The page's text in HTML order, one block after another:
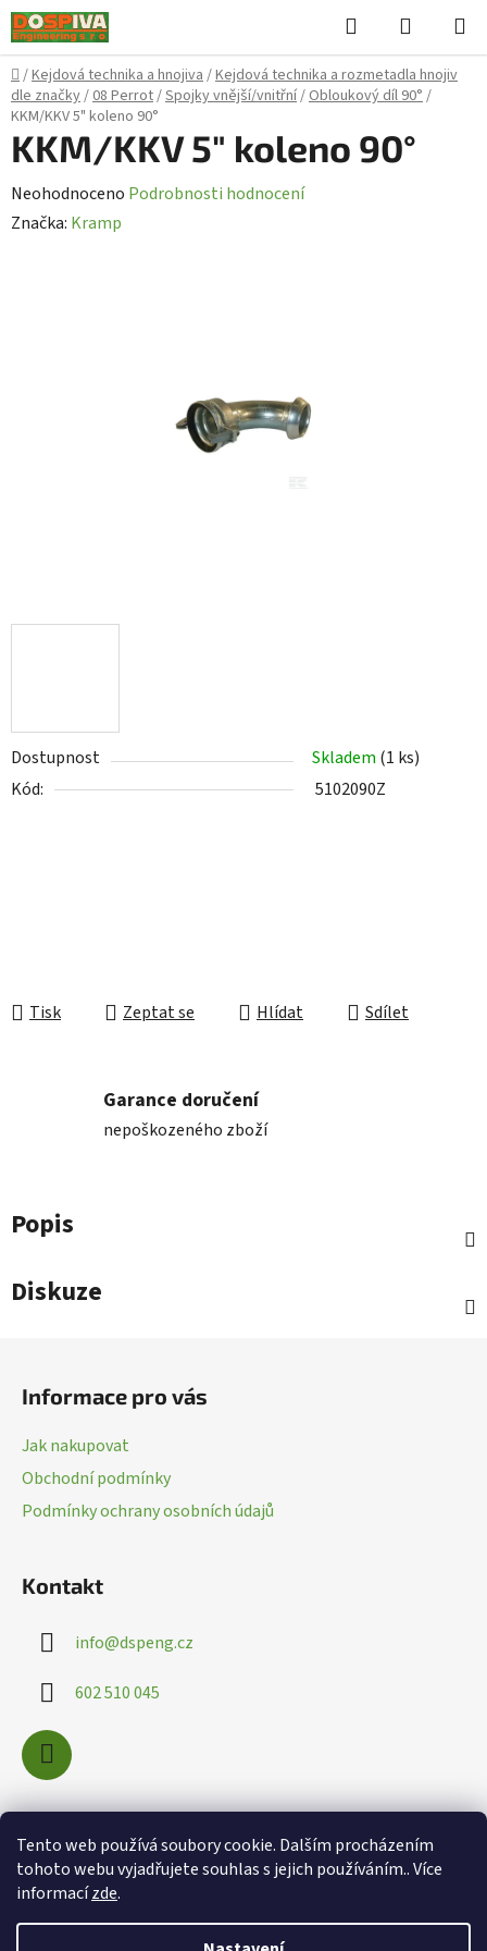
Tento web používá soubory cookie. Dalším procházením
tohoto webu vyjadřujete souhlas s jejich používáním.. Více
informacízde.
Přejít
na
obsah
Hledat
KOŠÍK
Domů
/Kejdová technika a hnojiva/Kejdová technika a rozmetadla hnojiv
dle značky/08 Perrot/Spojky vnější/vnitřní/Obloukový díl 90°/
KKM/KKV 5" koleno 90°
Dostupnost Skladem (1 ks)
Kód:
5102090Z
Tisk Zeptat se Hlídat Sdílet
KKM/KKV 5" koleno 90°
Průměrné
hodnocení
Neohodnoceno Podrobnosti hodnocení
Značka: Kramp
Garance doručení
nepoškozeného zboží
Popis
Diskuze
Informace pro vás
Jak nakupovat
Obchodní podmínky
Podmínky ochrany osobních údajů
Kontakt
info@dspeng.cz
602 510 045
Nákupní košík